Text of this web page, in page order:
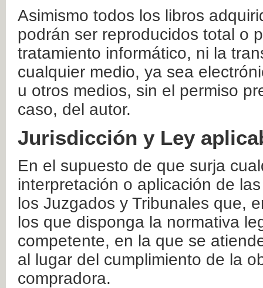
Asimismo todos los libros
podrán ser reproducidos total o
tratamiento informático, ni la
cualquier medio, ya sea
u otros medios, sin el permiso
caso, del autor.
Jurisdicción y Ley
En el supuesto de que surja
interpretación o aplicación de
los Juzgados y Tribunales que,
los que disponga la normativa
competente, en la que se
al lugar del cumplimiento de la
compradora.